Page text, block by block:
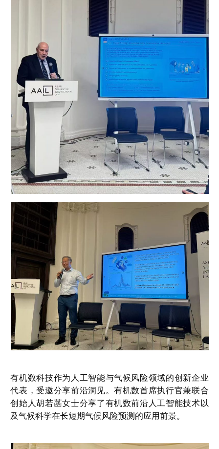
有机数科技作为人工智能与气候风险领域的创新企业
代表，受邀分享前沿洞见。有机数首席执行官兼联合
创始人胡若菡女士分享了有机数前沿人工智能技术以
及气候科学在长短期气候风险预测的应用前景。